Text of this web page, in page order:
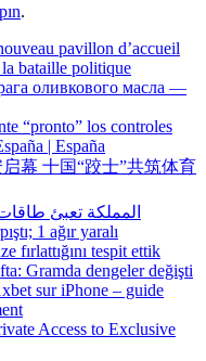
.
pavillon d’accueil
bataille politique
оливкового масла —
“pronto” los controles
| España
幕 十国“跤士”共筑体育
المملكة تعبئ
1 ağır yaralı
fırlattığını tespit ettik
Gramda dengeler değişti
sur iPhone – guide
Access to Exclusive